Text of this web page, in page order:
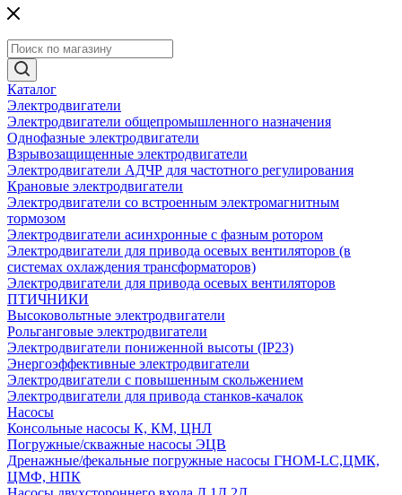
Каталог
Электродвигатели
Электродвигатели общепромышленного назначения
Однофазные электродвигатели
Взрывозащищенные электродвигатели
Электродвигатели АДЧР для частотного регулирования
Крановые электродвигатели
Электродвигатели со встроенным электромагнитным
тормозом
Электродвигатели асинхронные с фазным ротором
Электродвигатели для привода осевых вентиляторов (в
системах охлаждения трансформаторов)
Электродвигатели для привода осевых вентиляторов
ПТИЧНИКИ
Высоковольтные электродвигатели
Рольганговые электродвигатели
Электродвигатели пониженной высоты (IP23)
Энергоэффективные электродвигатели
Электродвигатели с повышенным скольжением
Электродвигатели для привода станков-качалок
Насосы
Консольные насосы К, КМ, ЦНЛ
Погружные/скважные насосы ЭЦВ
Дренажные/фекальные погружные насосы ГНОМ-LC,ЦМК,
ЦМФ, НПК